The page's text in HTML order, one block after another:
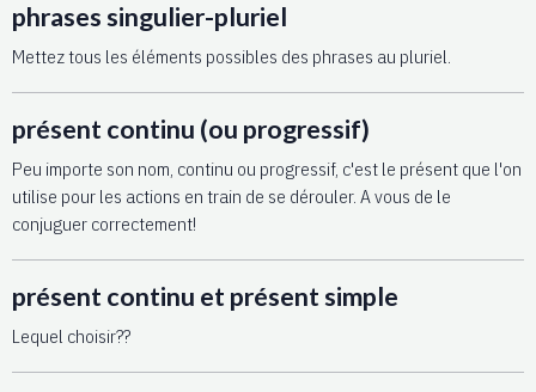
phrases singulier-pluriel
Mettez tous les éléments possibles des phrases au pluriel.
présent continu (ou progressif)
Peu importe son nom, continu ou progressif, c'est le présent que l'on
utilise pour les actions en train de se dérouler. A vous de le
conjuguer correctement!
présent continu et présent simple
Lequel choisir??